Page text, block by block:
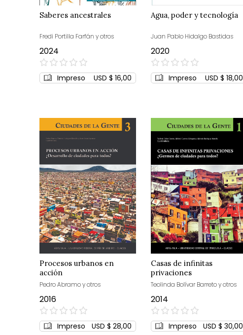
Saberes ancestrales
Fredi Portilla Farfán y otros
2024
0%
Impreso USD $ 16,00
Agua, poder y tecnología
Juan Pablo Hidalgo Bastidas
2020
0%
Impreso USD $ 18,00
Procesos urbanos en
acción
Pedro Abramo y otros
2016
0%
Impreso USD $ 28,00
Casas de infinitas
privaciones
Teolinda Bolívar Barreto y otros
2014
0%
Impreso USD $ 30,00